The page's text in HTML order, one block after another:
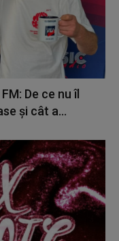
De ce nu îl
și cât a...